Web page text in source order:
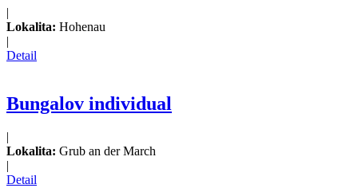
|
Lokalita: Hohenau
|
Detail
Bungalov individual
|
Lokalita: Grub an der March
|
Detail